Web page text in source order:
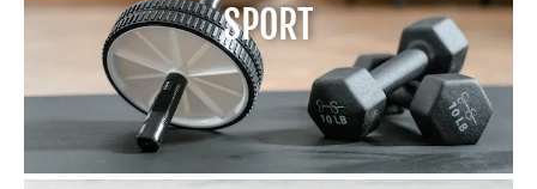
SPORT